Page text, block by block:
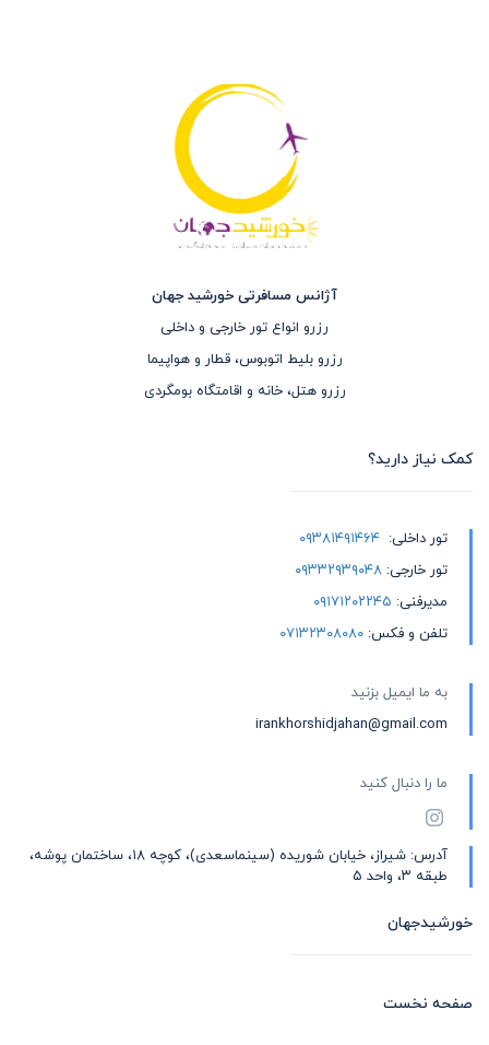
آژانس مسافرتی خورشید جهان
رزرو انواع تور خارجی و داخلی
رزرو بلیط اتوبوس، قطار و هواپیما
رزرو هتل، خانه و اقامتگاه بومگردی
کمک نیاز دارید؟
تور داخلی: ۰۹۳۸۱۴۹۱۴۶۴
تور خارجی: ۰۹۳۳۲۹۳۹۰۴۸
مدیرفنی: ۰۹۱۷۱۲۰۲۲۴۵
تلفن و فکس: ۰۷۱۳۲۳۰۸۰۸۰
به ما ایمیل بزنید
irankhorshidjahan@gmail.com
ما را دنبال کنید
آدرس: شیراز، خیابان شوریده (سینماسعدی)، کوچه ۱۸، ساختمان پوشه،
طبقه ۳، واحد ۵
خورشیدجهان
صفحه نخست